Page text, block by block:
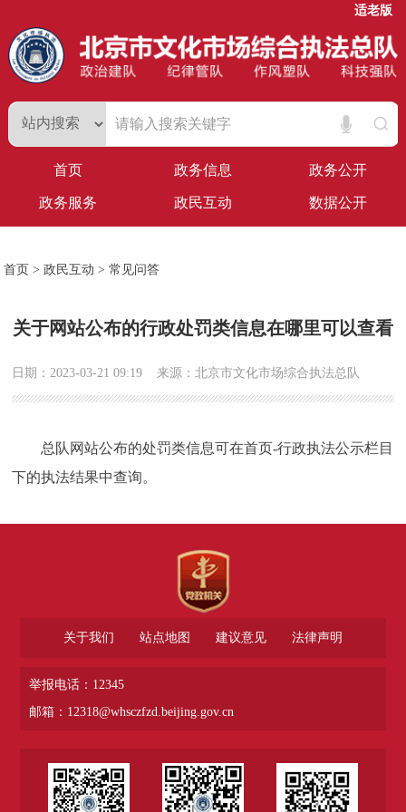
适老版
首页 政务信息 政务公开
政务服务 政民互动 数据公开
首页 >政民互动 >常见问答
关于网站公布的行政处罚类信息在哪里可以查看
日期：2023-03-21 09:19 来源：北京市文化市场综合执法总队
总队网站公布的处罚类信息可在首页-行政执法公示栏目
下的执法结果中查询。
关于我们 站点地图 建议意见 法律声明
举报电话：12345
邮箱：12318@whsczfzd.beijing.gov.cn